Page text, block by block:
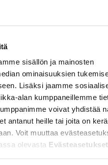
sisällön ja mainosten
ominaisuuksien
Lisäksi jaamme
alan kumppaneillemme
voivat yhdistää
antanut heille tai joita on
Voit muuttaa
olevasta Evästeasetukset
tasa-
pieneneminen,
alkaa näkyä
jo
vain
tehtäviin -
kohtaa
joka vuorossa"